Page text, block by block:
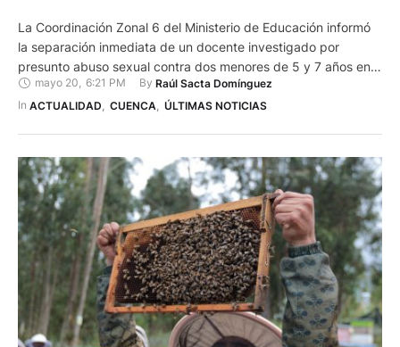
La Coordinación Zonal 6 del Ministerio de Educación informó
la separación inmediata de un docente investigado por
presunto abuso sexual contra dos menores de 5 y 7 años en
una unidad educativa fiscomisional de Cuenca. La medida fue
adoptada mientras la Fiscalía del Azuay desarrolla dos
mayo 20, 6:21 PM By Raúl Sacta Domínguez
In ACTUALIDAD CUENCA ÚLTIMAS NOTICIAS